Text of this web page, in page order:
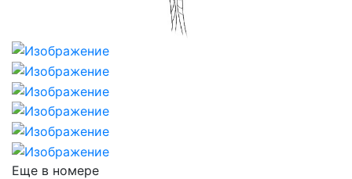
Еще в номере